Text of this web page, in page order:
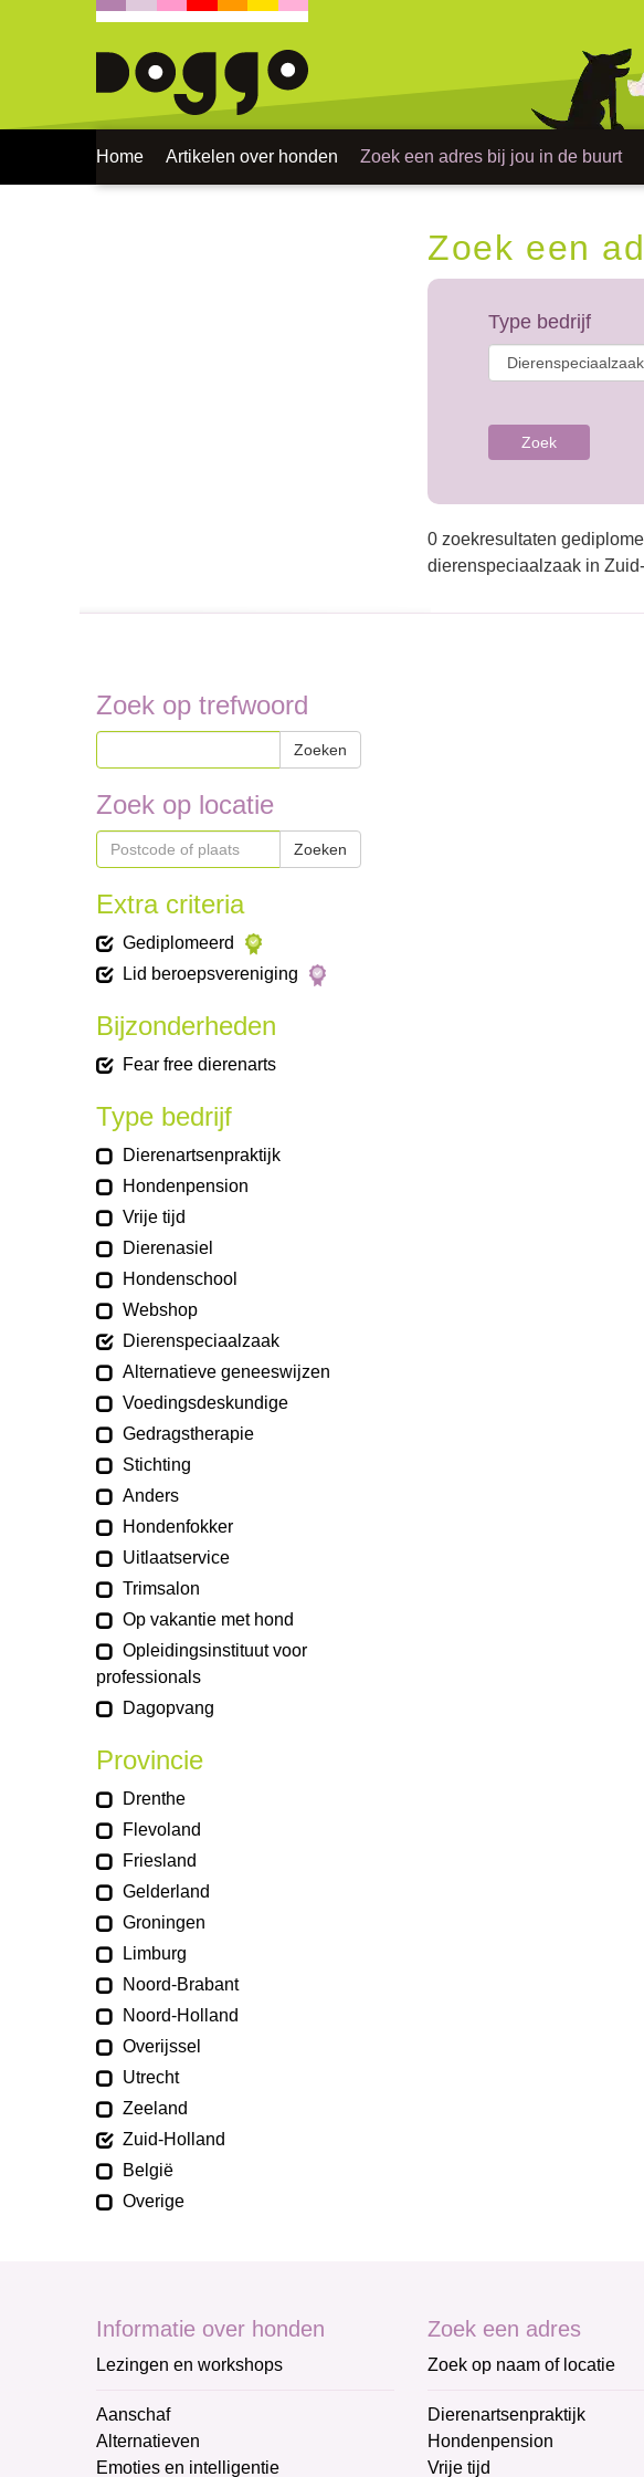
Home Artikelen over honden Zoek een adres bij jou in de buurt
Zoek een
Type bedrijf
Zoek
0 zoekresultaten
dierenspeciaalzaak in
Zoek op trefwoord
Zoeken
Zoek op locatie
Zoeken
Extra criteria
Gediplomeerd
Lid beroepsvereniging
Bijzonderheden
Fear free dierenarts
Type bedrijf
Dierenartsenpraktijk
Hondenpension
Vrije tijd
Dierenasiel
Hondenschool
Webshop
Dierenspeciaalzaak
Alternatieve geneeswijzen
Voedingsdeskundige
Gedragstherapie
Stichting
Anders
Hondenfokker
Uitlaatservice
Trimsalon
Op vakantie met hond
Opleidingsinstituut voor
professionals
Dagopvang
Provincie
Drenthe
Flevoland
Friesland
Gelderland
Groningen
Limburg
Noord-Brabant
Noord-Holland
Overijssel
Utrecht
Zeeland
Zuid-Holland
België
Overige
Informatie over honden
Lezingen en workshops
Aanschaf
Alternatieven
Emoties en intelligentie
Zoek een adres
Zoek op naam of locatie
Dierenartsenpraktijk
Hondenpension
Vrije tijd